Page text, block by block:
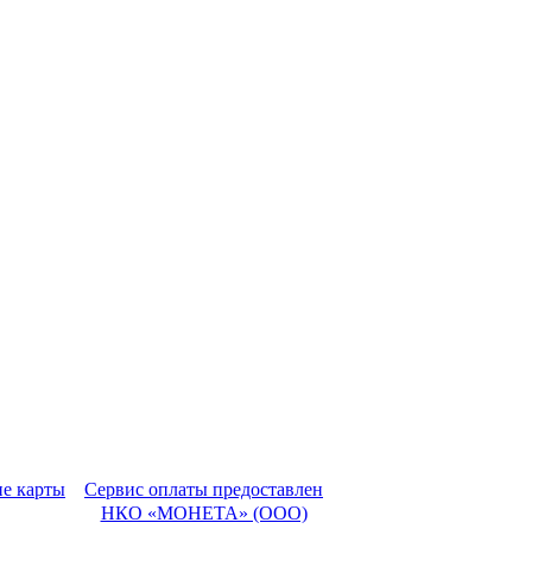
Сервис оплаты предоставлен
НКО «МОНЕТА» (ООО)